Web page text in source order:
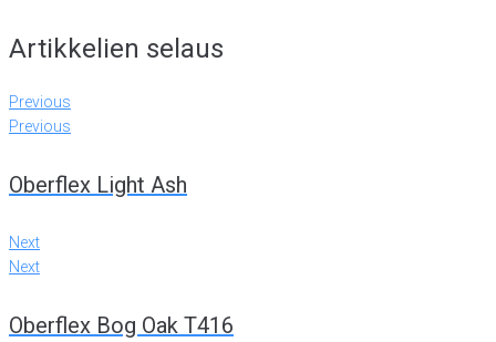
Artikkelien selaus
Previous
Previous
Oberflex Light Ash
Next
Next
Oberflex Bog Oak T416